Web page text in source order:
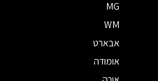
MG
WM
אבארט
אומודה